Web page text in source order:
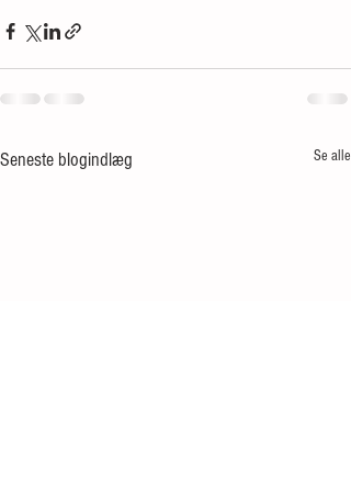
Seneste blogindlæg Se alle